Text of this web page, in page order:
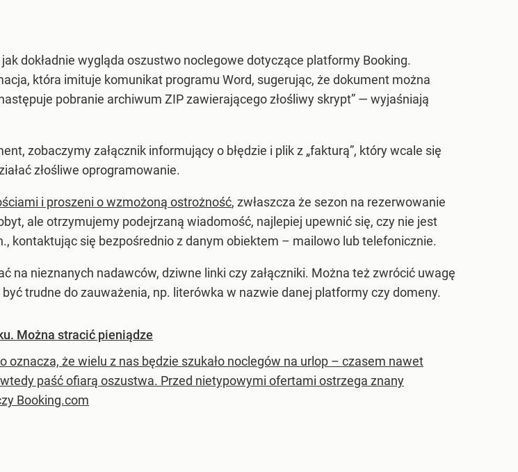
dokładnie wygląda oszustwo noclegowe dotyczące platformy Booking.
która imituje komunikat programu Word, sugerując, że dokument można
pobranie archiwum ZIP zawierającego złośliwy skrypt” — wyjaśniają
zobaczymy załącznik informujący o błędzie i plik z „fakturą”, który wcale się
złośliwe oprogramowanie.
i proszeni o wzmożoną ostrożność, zwłaszcza że sezon na rezerwowanie
ale otrzymujemy podejrzaną wiadomość, najlepiej upewnić się, czy nie jest
kontaktując się bezpośrednio z danym obiektem – mailowo lub telefonicznie.
na nieznanych nadawców, dziwne linki czy załączniki. Można też zwrócić uwagę
trudne do zauważenia, np. literówka w nazwie danej platformy czy domeny.
Można stracić pieniądze
oznacza, że wielu z nas będzie szukało noclegów na urlop – czasem nawet
paść ofiarą oszustwa. Przed nietypowymi ofertami ostrzega znany
Booking.com